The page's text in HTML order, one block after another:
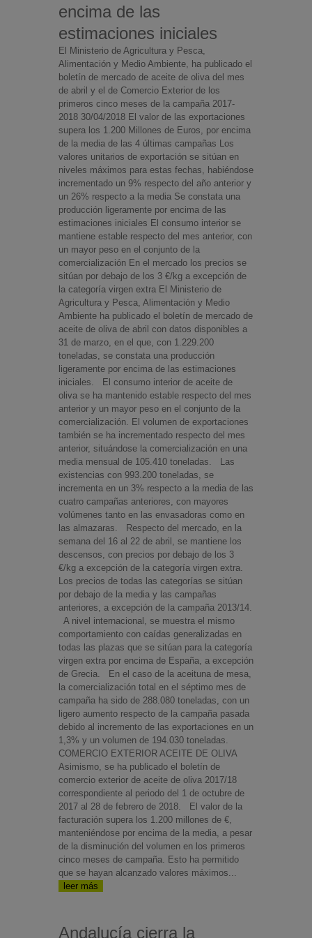
encima de las
estimaciones iniciales
El Ministerio de Agricultura y Pesca,
Alimentación y Medio Ambiente, ha publicado el
boletín de mercado de aceite de oliva del mes
de abril y el de Comercio Exterior de los
primeros cinco meses de la campaña 2017-
2018 30/04/2018 El valor de las exportaciones
supera los 1.200 Millones de Euros, por encima
de la media de las 4 últimas campañas Los
valores unitarios de exportación se sitúan en
niveles máximos para estas fechas, habiéndose
incrementado un 9% respecto del año anterior y
un 26% respecto a la media Se constata una
producción ligeramente por encima de las
estimaciones iniciales El consumo interior se
mantiene estable respecto del mes anterior, con
un mayor peso en el conjunto de la
comercialización En el mercado los precios se
sitúan por debajo de los 3 €/kg a excepción de
la categoría virgen extra El Ministerio de
Agricultura y Pesca, Alimentación y Medio
Ambiente ha publicado el boletín de mercado de
aceite de oliva de abril con datos disponibles a
31 de marzo, en el que, con 1.229.200
toneladas, se constata una producción
ligeramente por encima de las estimaciones
iniciales. El consumo interior de aceite de
oliva se ha mantenido estable respecto del mes
anterior y un mayor peso en el conjunto de la
comercialización. El volumen de exportaciones
también se ha incrementado respecto del mes
anterior, situándose la comercialización en una
media mensual de 105.410 toneladas. Las
existencias con 993.200 toneladas, se
incrementa en un 3% respecto a la media de las
cuatro campañas anteriores, con mayores
volúmenes tanto en las envasadoras como en
las almazaras. Respecto del mercado, en la
semana del 16 al 22 de abril, se mantiene los
descensos, con precios por debajo de los 3
€/kg a excepción de la categoría virgen extra.
Los precios de todas las categorías se sitúan
por debajo de la media y las campañas
anteriores, a excepción de la campaña 2013/14.
A nivel internacional, se muestra el mismo
comportamiento con caídas generalizadas en
todas las plazas que se sitúan para la categoría
virgen extra por encima de España, a excepción
de Grecia. En el caso de la aceituna de mesa,
la comercialización total en el séptimo mes de
campaña ha sido de 288.080 toneladas, con un
ligero aumento respecto de la campaña pasada
debido al incremento de las exportaciones en un
1,3% y un volumen de 194.030 toneladas.
COMERCIO EXTERIOR ACEITE DE OLIVA
Asimismo, se ha publicado el boletín de
comercio exterior de aceite de oliva 2017/18
correspondiente al periodo del 1 de octubre de
2017 al 28 de febrero de 2018. El valor de la
facturación supera los 1.200 millones de €,
manteniéndose por encima de la media, a pesar
de la disminución del volumen en los primeros
cinco meses de campaña. Esto ha permitido
que se hayan alcanzado valores máximos...
leer más
Andalucía cierra la